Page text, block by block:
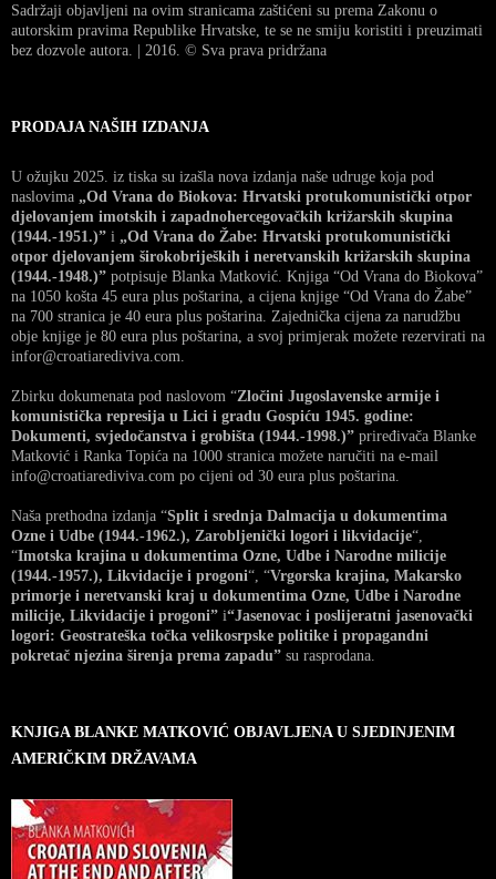
Sadržaji objavljeni na ovim stranicama zaštićeni su prema Zakonu o
autorskim pravima Republike Hrvatske, te se ne smiju koristiti i preuzimati
bez dozvole autora. | 2016. © Sva prava pridržana
PRODAJA NAŠIH IZDANJA
U ožujku 2025. iz tiska su izašla nova izdanja naše udruge koja pod
naslovima „Od Vrana do Biokova: Hrvatski protukomunistički otpor
djelovanjem imotskih i zapadnohercegovačkih križarskih skupina
(1944.-1951.)” i „Od Vrana do Žabe: Hrvatski protukomunistički
otpor djelovanjem širokobrijeških i neretvanskih križarskih skupina
(1944.-1948.)” potpisuje Blanka Matković. Knjiga “Od Vrana do Biokova”
na 1050 košta 45 eura plus poštarina, a cijena knjige “Od Vrana do Žabe”
na 700 stranica je 40 eura plus poštarina. Zajednička cijena za narudžbu
obje knjige je 80 eura plus poštarina, a svoj primjerak možete rezervirati na
infor@croatiarediviva.com.
Zbirku dokumenata pod naslovom “Zločini Jugoslavenske armije i
komunistička represija u Lici i gradu Gospiću 1945. godine:
Dokumenti, svjedočanstva i grobišta (1944.-1998.)” priređivača Blanke
Matković i Ranka Topića na 1000 stranica možete naručiti na e-mail
info@croatiarediviva.com po cijeni od 30 eura plus poštarina.
Naša prethodna izdanja “Split i srednja Dalmacija u dokumentima
Ozne i Udbe (1944.-1962.), Zarobljenički logori i likvidacije“,
“Imotska krajina u dokumentima Ozne, Udbe i Narodne milicije
(1944.-1957.), Likvidacije i progoni“, “Vrgorska krajina, Makarsko
primorje i neretvanski kraj u dokumentima Ozne, Udbe i Narodne
milicije, Likvidacije i progoni” i“Jasenovac i poslijeratni jasenovački
logori: Geostrateška točka velikosrpske politike i propagandni
pokretač njezina širenja prema zapadu” su rasprodana.
KNJIGA BLANKE MATKOVIĆ OBJAVLJENA U SJEDINJENIM
AMERIČKIM DRŽAVAMA